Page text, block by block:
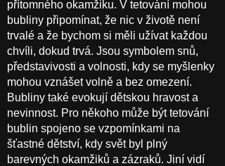
přítomného okamžiku. V tetování mohou
bubliny připomínat, že nic v životě není
trvalé a že bychom si měli užívat každou
chvíli, dokud trvá. Jsou symbolem snů,
představivosti a volnosti, kdy se myšlenky
mohou vznášet volně a bez omezení.
Bubliny také evokují dětskou hravost a
nevinnost. Pro někoho může být tetování
bublin spojeno se vzpomínkami na
šťastné dětství, kdy svět byl plný
barevných okamžiků a zázraků. Jiní vidí